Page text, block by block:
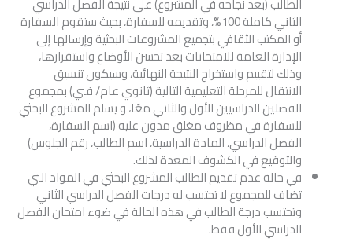
الطالب (بعد نجاحه في المشروع) على نتيجة الفصل الدراسي
الثاني كاملة 100%، وتقديمه للسفارة، بحيث ستقوم السفارة
أو المكتب الثقافي بتجميع المشروعات البحثية وإرسالها إلى
الإدارة العامة للامتحانات بعد تحسن الأوضاع واستقرارها،
وذلك لتقييم واستخراج النتيجة النهائية، وسيكون تنسيق
الانتقال للمرحلة التعليمية التالية (ثانوي عام/ فني) بمجموع
الفصلين الدراسيين الأول والثاني معًا، و يسلم المشروع البحثي
للسفارة في مظروف مغلق مدون عليه (اسم السفارة،
الفصل الدراسي، المادة الدراسية، اسم الطالب، رقم الجلوس)
والتوقيع في الكشوف المعدة لذلك.
في حالة عدم تقديم الطالب المشروع البحثي في المواد التي
تضاف للمجموع لا تحتسب له درجات الفصل الدراسي الثاني
وتحتسب درجة الطالب في هذه الحالة في ضوء امتحان الفصل
الدراسي الأول فقط.